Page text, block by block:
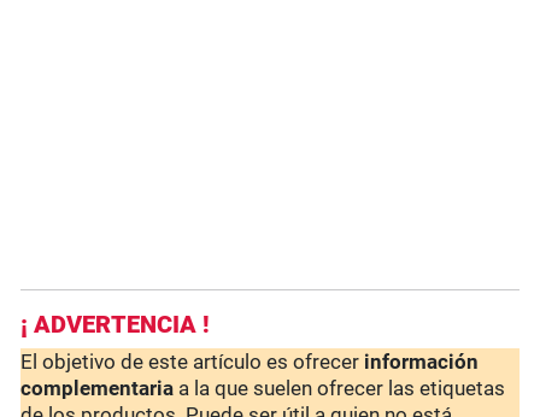
¡ ADVERTENCIA !
El objetivo de este artículo es ofrecer información
complementaria a la que suelen ofrecer las etiquetas